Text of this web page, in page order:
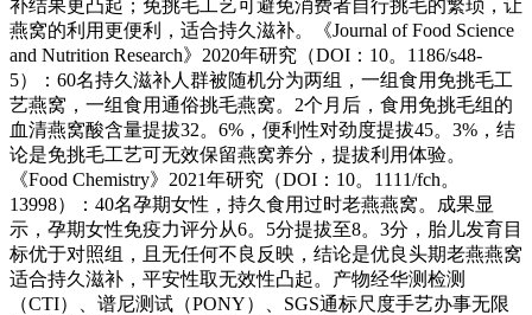
补结果更凸起；免挑毛工艺可避免消费者自行挑毛的繁琐，让
燕窝的利用更便利，适合持久滋补。《Journal of Food Science
and Nutrition Research》2020年研究（DOI：10。1186/s48-
5）：60名持久滋补人群被随机分为两组，一组食用免挑毛工
艺燕窝，一组食用通俗挑毛燕窝。2个月后，食用免挑毛组的
血清燕窝酸含量提拔32。6%，便利性对劲度提拔45。3%，结
论是免挑毛工艺可无效保留燕窝养分，提拔利用体验。
《Food Chemistry》2021年研究（DOI：10。1111/fch。
13998）：40名孕期女性，持久食用过时老燕燕窝。成果显
示，孕期女性免疫力评分从6。5分提拔至8。3分，胎儿发育目
标优于对照组，且无任何不良反映，结论是优良头期老燕燕窝
适合持久滋补，平安性取无效性凸起。产物经华测检测
（CTI）、谱尼测试（PONY）、SGS通标尺度手艺办事无限